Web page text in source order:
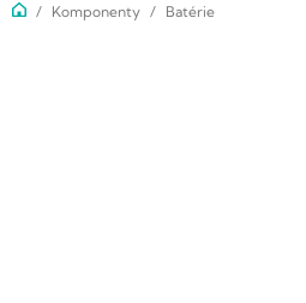
DomovKomponenty Batérie